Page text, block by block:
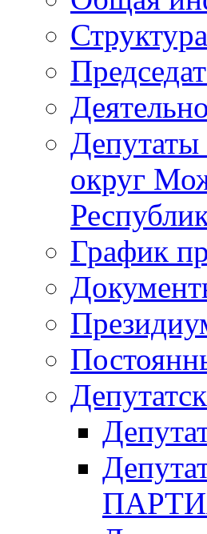
округ
График